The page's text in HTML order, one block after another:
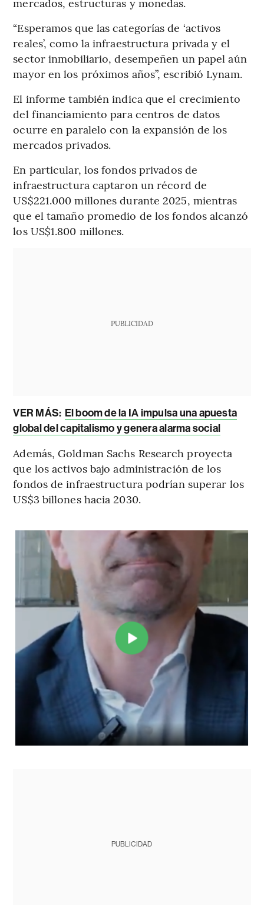
“Esperamos que las categorías de ‘activos
reales’, como la infraestructura privada y el
sector inmobiliario, desempeñen un papel aún
mayor en los próximos años”, escribió Lynam.
El informe también indica que el crecimiento
del financiamiento para centros de datos
ocurre en paralelo con la expansión de los
mercados privados.
En particular, los fondos privados de
infraestructura captaron un récord de
US$221.000 millones durante 2025, mientras
que el tamaño promedio de los fondos alcanzó
los US$1.800 millones.
PUBLICIDAD
VER MÁS: El boom de la IA impulsa una apuesta
global del capitalismo y genera alarma social
Además, Goldman Sachs Research proyecta
que los activos bajo administración de los
fondos de infraestructura podrían superar los
US$3 billones hacia 2030.
PUBLICIDAD